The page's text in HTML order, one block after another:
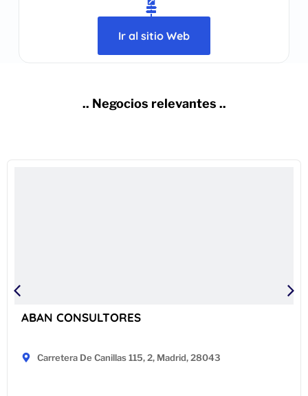
Ir al sitio Web
.. Negocios relevantes ..
ABAN CONSULTORES
Carretera De Canillas 115, 2, Madrid, 28043